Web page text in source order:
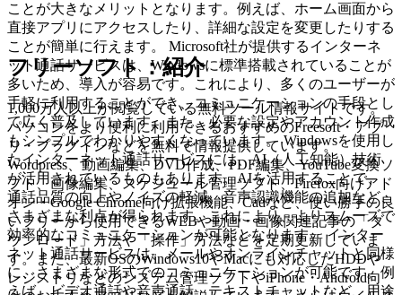
ことが大きなメリットとなります。例えば、ホーム画面から
直接アプリにアクセスしたり、詳細な設定を変更したりする
ことが簡単に行えます。 Microsoft社が提供するインターネ
ット通話サービスは、Windowsに標準搭載されていることが
多いため、導入が容易です。これにより、多くのユーザーが
手軽に利用することができ、コミュニケーションの手段とし
て広く普及しています。また、必要な設定やアカウント作成
もシンプルでわかりやすくなっています。 Windowsを使用し
たインターネット通話サービスには、AI（人工知能）技術
が活用されているものもあります。AIを活用することで、
通話品質の向上やノイズの軽減、音声認識機能の追加など、
さまざまな利点が得られます。これにより、よりスムーズで
効率的なコミュニケーションが可能となります。 インター
ネット通話サービスは、メールやオンラインチャットと同様
に、さまざまな形式でのコミュニケーションが可能です。例
えば、ビデオ通話や音声通話、テキストチャットなど、用途
フリーソフト：紹介
1,000万人以上が閲覧している無料ツール情報サイトです。
パソコンをより便利に利用できるおすすめのFreesoft・アプ
リ・プラグインなどを無料で情報提供しています。
Wordpress、動画編集、DVD作成、PDF編集、YouTube変換ソ
フト、画像編集、スケジュール管理ソフト、Firefox向けアド
オン・Google Chrome向け拡張機能、Cadなど、使い勝手の良
いフリーから使用できるWEBや動画・画像関連記事の「ダ
ウンロード」方法や「操作」方法などを定期更新していま
す。また、最新OSのWindows10やMacにも対応したHDDや
レジストリなどのシステム管理ソフトやiPhone・Android向